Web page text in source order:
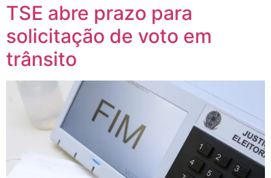
TSE abre prazo para
solicitação de voto em
trânsito